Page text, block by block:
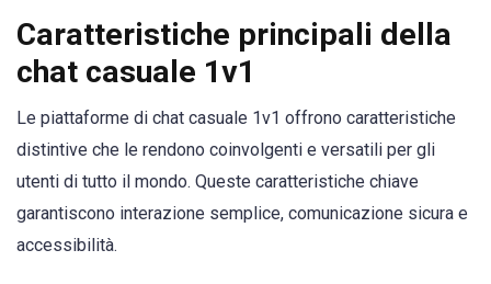
Caratteristiche principali della
chat casuale 1v1
Le piattaforme di chat casuale 1v1 offrono caratteristiche
distintive che le rendono coinvolgenti e versatili per gli
utenti di tutto il mondo. Queste caratteristiche chiave
garantiscono interazione semplice, comunicazione sicura e
accessibilità.